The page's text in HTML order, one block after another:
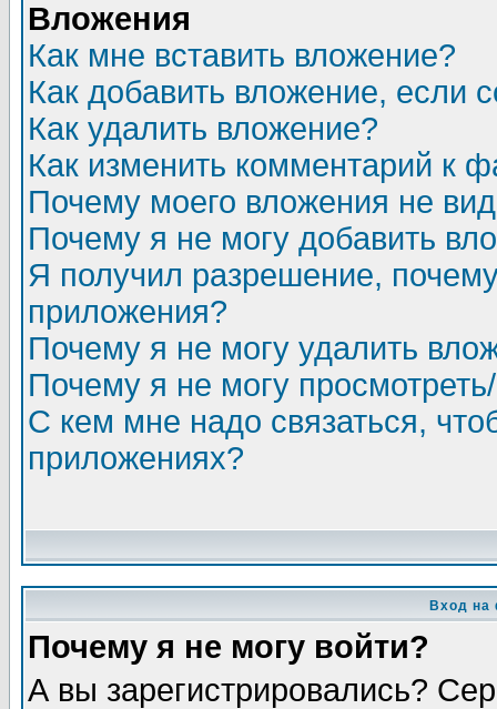
Вложения
Как мне вставить вложение?
Как добавить вложение, если
Как удалить вложение?
Как изменить комментарий к
Почему моего вложения не
Почему я не могу добавить
Я получил разрешение,
приложения?
Почему я не могу удалить
Почему я не могу
С кем мне надо связаться,
приложениях?
Вход на
Почему я не могу войти?
А вы зарегистрировались?